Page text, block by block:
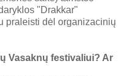
"Drakkar"
praleisti dėl organizacinių
Vasaknų festivaliui? Ar